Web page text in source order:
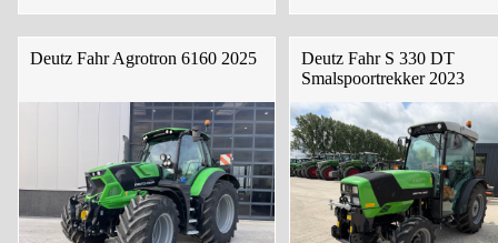
Deutz Fahr Agrotron 6160 2025
Deutz Fahr S 330 DT
Smalspoortrekker 2023